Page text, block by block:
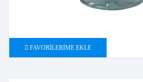
FAVORILERIME EKLE